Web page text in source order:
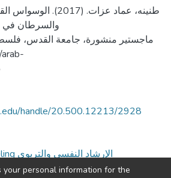
طنينه، عماد عزات.
والسرطان في
ماجستير منشورة، جامعة القدس،
handle/20.500.12213/2928
Edu. & Psych. Counseling الإرشاد النفسي والتربوي
personal information for the